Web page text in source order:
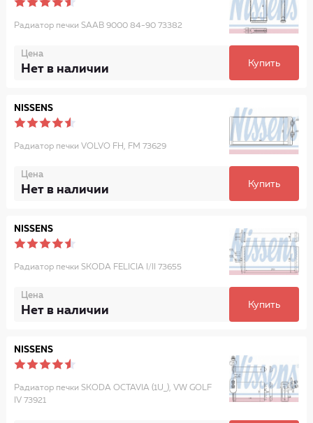
Радиатор печки SAAB 9000 84-90 73382
Цена
Нет в наличии Купить
NISSENS
Радиатор печки VOLVO FH, FM 73629
Цена
Нет в наличии Купить
NISSENS
Радиатор печки SKODA FELICIA I/II 73655
Цена
Нет в наличии Купить
NISSENS
Радиатор печки SKODA OCTAVIA (1U_), VW GOLF
IV 73921